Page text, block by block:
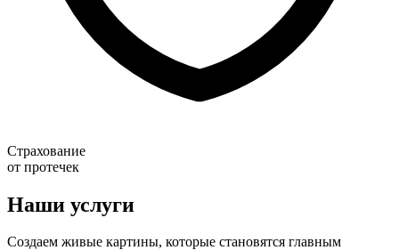
Страхование
от протечек
Наши услуги
Создаем живые картины, которые становятся главным